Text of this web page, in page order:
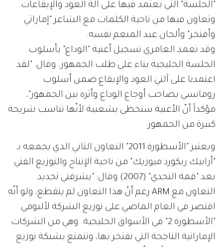
"الجلسة" التي يعتمد فيها على آلة العود والإيقاعات.
وتعاون فيها من ناحية الكلمات مع الشاعر "إماراتي
وأفتخر" وألحان عبد المنعم نفسه.
وقد تعمد العامري تسجيل أغنية "الوداع" بأسلوب
الجلسة الخليجية بناء على طلب الجمهور. وقال: "لقد
اعتمدنا على آلتي العود والإيقاع ضمن أسلوب
رومانسي يصاحب أوجاع الوداع وأثره بين الجمهور"،
مؤكداً أنّ الأغنية ستحظى بشعبية لأنّها تناسب شريحة
كبيرة من الجمهور.
ويعتبر "الأسطورة 2011" التعاون الثاني الذي يجمعه بـ
"أرابيك ريكورد ميوزيك" من ناحية الإنتاج والتوزيع الفني
بعد "قمة التحدي" (2007) وقال: "يشرفني تجديد
التعاون مع ARM رغم أنّ هذا التعاون لم ينقطع، ولو أنّه
اقتصر في العام الماضي على توزيع الشركة لألبومي
"الأسطورة 2" في الأسواق الخليجية. وهي من الشركات
الإماراتية الناجحة التي نفتخر بها، وتتمتع بشبكة توزيع